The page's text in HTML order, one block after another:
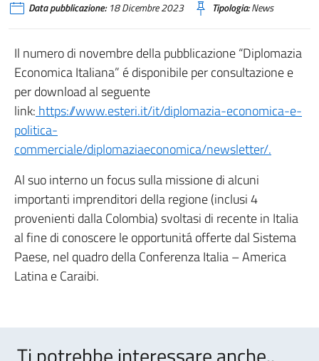
Data pubblicazione:18 Dicembre 2023 Tipologia:News
Il numero di novembre della pubblicazione “Diplomazia
Economica Italiana” é disponibile per consultazione e
per download al seguente
link: https://www.esteri.it/it/diplomazia-economica-e-
politica-
commerciale/diplomaziaeconomica/newsletter/.
Al suo interno un focus sulla missione di alcuni
importanti imprenditori della regione (inclusi 4
provenienti dalla Colombia) svoltasi di recente in Italia
al fine di conoscere le opportunitá offerte dal Sistema
Paese, nel quadro della Conferenza Italia – America
Latina e Caraibi.